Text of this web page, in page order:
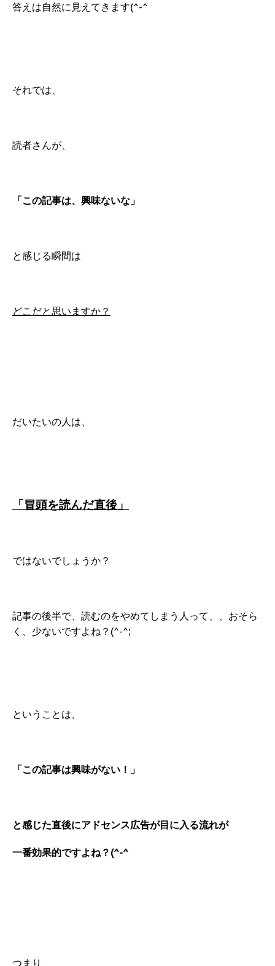
答えは自然に見えてきます(^-^
それでは、
読者さんが、
「この記事は、興味ないな」
と感じる瞬間は
どこだと思いますか？
だいたいの人は、
「冒頭を読んだ直後」
ではないでしょうか？
記事の後半で、読むのをやめてしまう人って、、おそら
く、少ないですよね？(^-^;
ということは、
「この記事は興味がない！」
と感じた直後にアドセンス広告が目に入る流れが
一番効果的ですよね？(^-^
つまり、